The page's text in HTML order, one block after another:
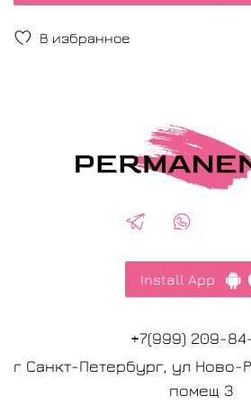
В избранное
Install App
+7(999) 209-
г Санкт-Петербург, ул Ново-
помещ 3